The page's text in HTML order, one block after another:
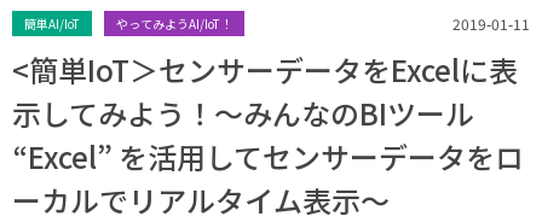
簡単AI/IoT やってみようAI/IoT！ 2019-01-11
<簡単IoT＞センサーデータをExcelに表
示してみよう！〜みんなのBIツール
“Excel” を活用してセンサーデータをロ
ーカルでリアルタイム表示〜